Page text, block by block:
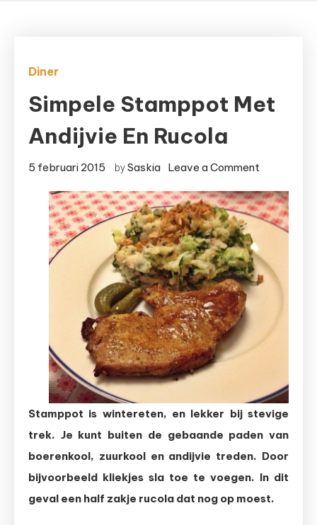
Diner
Simpele Stamppot Met
Andijvie En Rucola
5 februari 2015 bySaskia Leave a Comment
stamppot
met
en
rucola
Stamppot is wintereten, en lekker bij stevige
trek. Je kunt buiten de gebaande paden van
boerenkool, zuurkool en andijvie treden. Door
bijvoorbeeld kliekjes sla toe te voegen. In dit
geval een half zakje rucola dat nog op moest.